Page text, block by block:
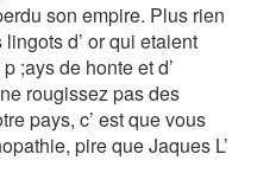
son empire. Plus rien
d’ or qui etaient
;ays de honte et d’
rougissez pas des
pays, c’ est que vous
pire que Jaques L’